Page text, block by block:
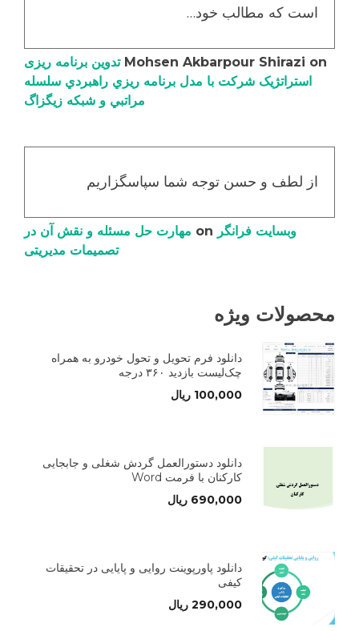
است که مطالب خود…
Mohsen Akbarpour Shirazi on
تدوین برنامه ریزی
استراتژیک شرکت با مدل برنامه ریزي راهبردي سلسله
مراتبي و شبکه زیگزاگ
از لطف و حسن توجه شما سپاسگزاریم
وبسایت فرانگر
مهارت حل مسئله و نقش آن در
تصمیمات مدیریتی
محصولات ویژه
دانلود فرم تحویل و تحول خودرو به همراه
چک‌لیست بازدید ۳۶۰ درجه
100,000 ریال
دانلود دستورالعمل گردش شغلی و جابجایی
کارکنان با فرمت Word
690,000 ریال
دانلود پاورپوینت روایی و پایایی در تحقیقات
کیفی
290,000 ریال